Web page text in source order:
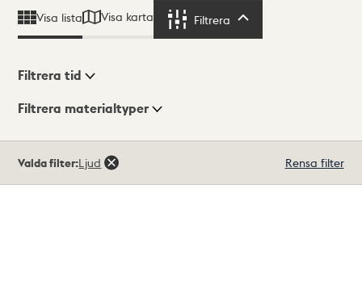
Visa lista Visa karta Filtrera
Visningsläge
Filtrera tid
Filtrera materialtyper
träffar
Valda filter:Ljud Rensa filter